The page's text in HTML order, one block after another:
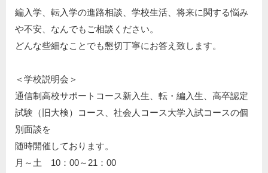
編入学、転入学の進路相談、学校生活、将来に関する悩み
や不安、なんでもご相談ください。
どんな些細なことでも懇切丁寧にお答え致します。
＜学校説明会＞
通信制高校サポートコース新入生、転・編入生、高卒認定
試験（旧大検）コース、社会人コース大学入試コースの個
別面談を
随時開催しております。
月～土 10：00～21：00